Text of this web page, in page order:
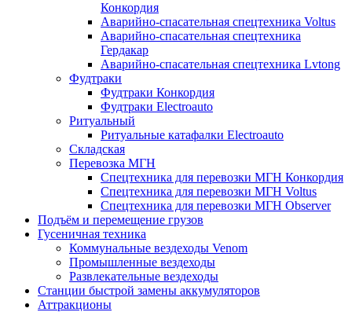
Конкордия
Аварийно-спасательная спецтехника Voltus
Аварийно-спасательная спецтехника
Гердакар
Аварийно-спасательная спецтехника Lvtong
Фудтраки
Фудтраки Конкордия
Фудтраки Electroauto
Ритуальный
Ритуальные катафалки Electroauto
Складская
Перевозка МГН
Спецтехника для перевозки МГН Конкордия
Спецтехника для перевозки МГН Voltus
Спецтехника для перевозки МГН Observer
Подъём и перемещение грузов
Гусеничная техника
Коммунальные вездеходы Venom
Промышленные вездеходы
Развлекательные вездеходы
Станции быстрой замены аккумуляторов
Аттракционы